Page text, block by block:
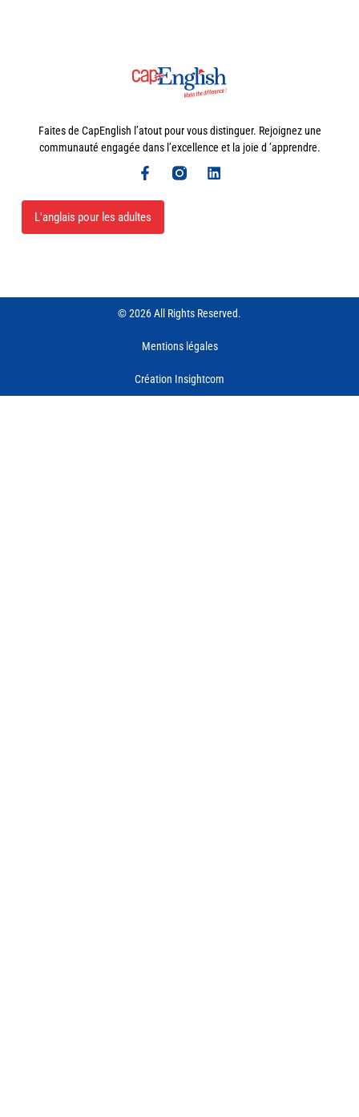
Faites de CapEnglish l’atout pour vous distinguer. Rejoignez une
communauté engagée dans l’excellence et la joie d ’apprendre.
L'anglais pour les adultes
© 2026 All Rights Reserved.
Mentions légales
Création Insightcom